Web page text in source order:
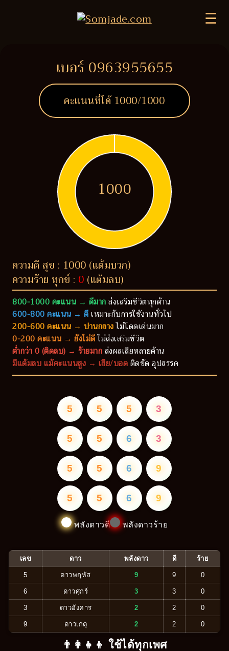
☰
เบอร์ 0963955655
คะแนนที่ได้ 1000/1000
1000
ความดี สุข : 1000 (แต้มบวก)
ความร้าย ทุกข์ : 0 (แต้มลบ)
800-1000 คะแนน → ดีมากส่งเสริมชีวิตทุกด้าน
600-800 คะแนน → ดีเหมาะกับการใช้งานทั่วไป
200-600 คะแนน → ปานกลางไม่โดดเด่นมาก
0-200 คะแนน → ยังไม่ดีไม่ส่งเสริมชีวิต
ต่ำกว่า 0 (ติดลบ) → ร้ายมากส่งผลเสียหลายด้าน
มีแต้มลบ แม้คะแนนสูง → เสีย/บอดติดขัด อุปสรรค
5 5 5 3
5 5 6 3
5 5 6 9
5 5 6 9
พลังดาวดี พลังดาวร้าย
เลข ดาว พลังดาว ดี ร้าย
5 ดาวพฤหัส 9 9 0
6 ดาวศุกร์ 3 3 0
3 ดาวอังคาร 2 2 0
9 ดาวเกตุ 2 2 0
👨‍👩‍👧‍👦 ใช้ได้ทุกเพศ